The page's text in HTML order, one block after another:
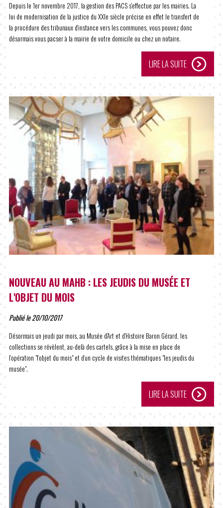
Depuis le 1er novembre 2017, la gestion des PACS s'effectue par les mairies. La
loi de modernisation de la justice du XXIe siècle précise en effet le transfert de
la procédure des tribunaux d’instance vers les communes, vous pouvez donc
désormais vous pacser à la mairie de votre domicile ou chez un notaire.
LIRE LA SUITE
NOUVEAU AU MAHB : LES JEUDIS DU MUSÉE ET
L'OBJET DU MOIS
Publié le 20/10/2017
Désormais un jeudi par mois, au Musée d’Art et d’Histoire Baron Gérard, les
collections se révèlent, au-delà des cartels, grâce à la mise en place de
l’opération "l’objet du mois" et d’un cycle de visites thématiques "les jeudis du
musée".
LIRE LA SUITE